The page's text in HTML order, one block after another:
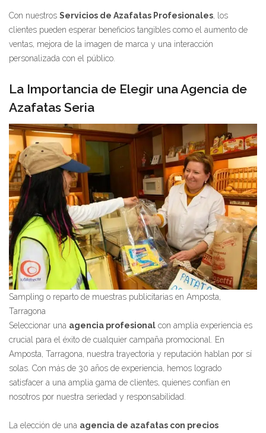
Con nuestros Servicios de Azafatas Profesionales, los
clientes pueden esperar beneficios tangibles como el aumento de
ventas, mejora de la imagen de marca y una interacción
personalizada con el público.
La Importancia de Elegir una Agencia de
Azafatas Seria
Sampling o reparto de muestras publicitarias en Amposta,
Tarragona
Seleccionar una agencia profesional con amplia experiencia es
crucial para el éxito de cualquier campaña promocional. En
Amposta, Tarragona, nuestra trayectoria y reputación hablan por sí
solas. Con más de 30 años de experiencia, hemos logrado
satisfacer a una amplia gama de clientes, quienes confían en
nosotros por nuestra seriedad y responsabilidad.
La elección de una agencia de azafatas con precios